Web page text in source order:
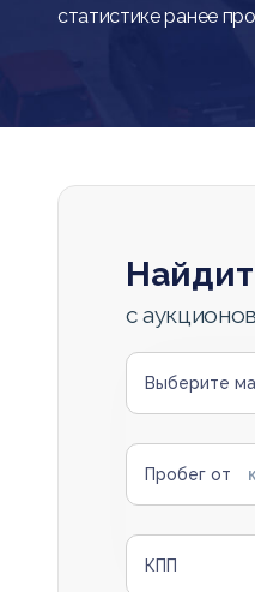
статистике ранее
с
Выберите
Пробег от
КПП